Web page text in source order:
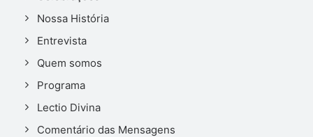
Nossa História
Entrevista
Quem somos
Programa
Lectio Divina
Comentário das Mensagens